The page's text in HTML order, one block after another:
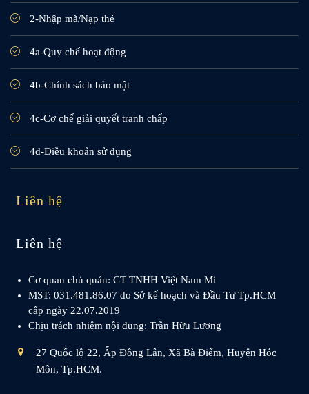
2-Nhập mã/Nạp thẻ
4a-Quy chế hoạt động
4b-Chính sách bảo mật
4c-Cơ chế giải quyết tranh chấp
4d-Điều khoản sử dụng
Liên hệ
Liên hệ
Cơ quan chủ quản: CT TNHH Việt Nam Mi
MST: 031.481.86.07 do Sở kế hoạch và Đầu Tư Tp.HCM
cấp ngày 22.07.2019
Chịu trách nhiệm nội dung: Trần Hữu Lương
27 Quốc lộ 22, Ấp Đông Lân, Xã Bà Điểm, Huyện Hóc
Môn, Tp.HCM.